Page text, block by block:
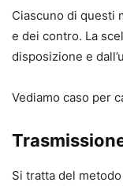
Ciascuno di questi
e dei contro. La
disposizione e
Vediamo caso per
Si tratta del